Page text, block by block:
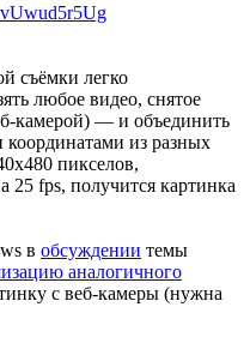
съёмки легко
любое видео, снятое
камерой) — и объединить
из разных
пикселов,
25 fps, получится картинка
в обсуждении темы
аналогичного
с веб-камеры (нужна